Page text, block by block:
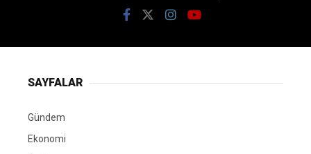
SAYFALAR
Gündem
Ekonomi